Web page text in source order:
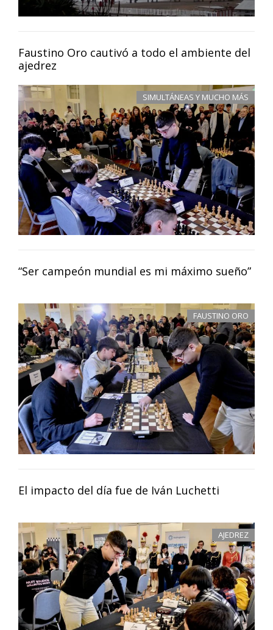
Faustino Oro cautivó a todo el ambiente del
ajedrez
SIMULTÁNEAS Y MUCHO MÁS
“Ser campeón mundial es mi máximo sueño”
FAUSTINO ORO
El impacto del día fue de Iván Luchetti
AJEDREZ